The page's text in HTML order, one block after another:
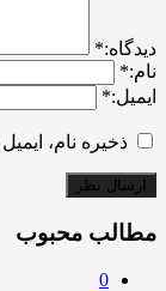
ديدگاه:*
نام:*
ایمیل:*
ذخیره نام،
مطالب محبوب
0